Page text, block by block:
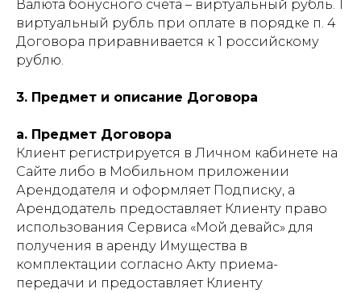
Валюта бонусного счета – виртуальный рубль. 1
виртуальный рубль при оплате в порядке п. 4
Договора приравнивается к 1 российскому
рублю.
3. Предмет и описание Договора
а. Предмет Договора
Клиент регистрируется в Личном кабинете на
Сайте либо в Мобильном приложении
Арендодателя и оформляет Подписку, а
Арендодатель предоставляет Клиенту право
использования Сервиса «Мой девайс» для
получения в аренду Имущества в
комплектации согласно Акту приема-
передачи и предоставляет Клиенту